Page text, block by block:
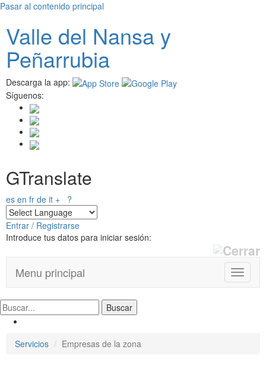
Pasar al contenido principal
Valle del Nansay
Peñarrubia
Descarga la app:
Síguenos:
GTranslate
es en fr de it + ?
Entrar / Registrarse
Introduce tus datos para iniciar sesión:
T
o
Menu principal
Servicios Empresas de la zona